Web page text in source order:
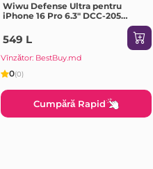
Wiwu Defense Ultra pentru
iPhone 16 Pro 6.3" DCC-205
549 L
Vînzător: BestBuy.md
0(0)
Cumpără Rapid